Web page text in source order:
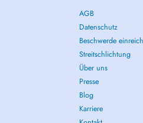
AGB
Datenschutz
Beschwerde
Streitschlichtung
Über uns
Presse
Blog
Karriere